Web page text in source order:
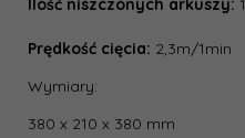
Ilość niszczonych arkuszy:
Prędkość cięcia: 2,3m/1min
Wymiary:
380 x 210 x 380 mm